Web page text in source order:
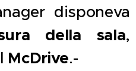
disponeva
della sala,
McDrive.-